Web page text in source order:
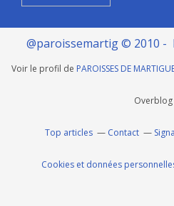
@paroissemartig © 2010 -
Voir le profil de PAROISSES DE
Overblog
Top articles Contact
Cookies et données